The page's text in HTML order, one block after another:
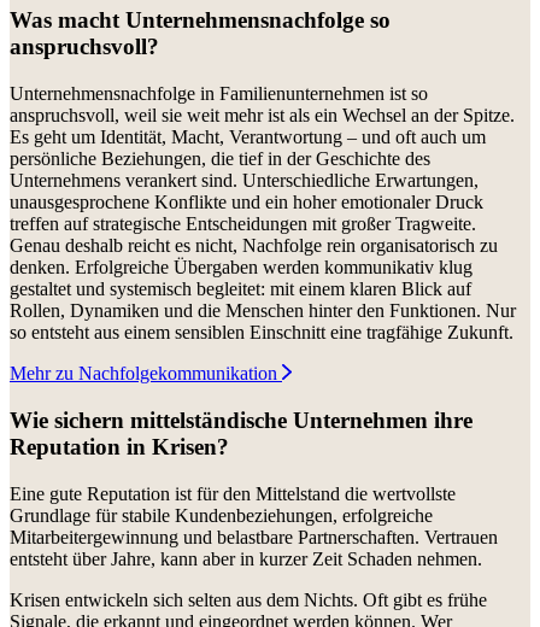
Was macht Unternehmensnachfolge so
anspruchsvoll?
Unternehmensnachfolge in Familienunternehmen ist so
anspruchsvoll, weil sie weit mehr ist als ein Wechsel an der Spitze.
Es geht um Identität, Macht, Verantwortung – und oft auch um
persönliche Beziehungen, die tief in der Geschichte des
Unternehmens verankert sind. Unterschiedliche Erwartungen,
unausgesprochene Konflikte und ein hoher emotionaler Druck
treffen auf strategische Entscheidungen mit großer Tragweite.
Genau deshalb reicht es nicht, Nachfolge rein organisatorisch zu
denken. Erfolgreiche Übergaben werden kommunikativ klug
gestaltet und systemisch begleitet: mit einem klaren Blick auf
Rollen, Dynamiken und die Menschen hinter den Funktionen. Nur
so entsteht aus einem sensiblen Einschnitt eine tragfähige Zukunft.
Mehr zu Nachfolgekommunikation
Wie sichern mittelständische Unternehmen ihre
Reputation in Krisen?
Eine gute Reputation ist für den Mittelstand die wertvollste
Grundlage für stabile Kundenbeziehungen, erfolgreiche
Mitarbeitergewinnung und belastbare Partnerschaften. Vertrauen
entsteht über Jahre, kann aber in kurzer Zeit Schaden nehmen.
Krisen entwickeln sich selten aus dem Nichts. Oft gibt es frühe
Signale, die erkannt und eingeordnet werden können. Wer